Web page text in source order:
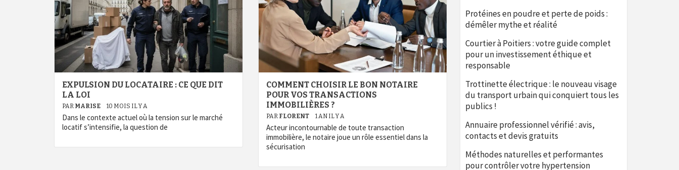
EXPULSION DU LOCATAIRE : CE QUE DIT
LA LOI
PAR MARISE 10 MOIS IL Y A
Dans le contexte actuel où la tension sur le marché
locatif s’intensifie, la question de
COMMENT CHOISIR LE BON NOTAIRE
POUR VOS TRANSACTIONS
IMMOBILIÈRES ?
PAR FLORENT 1 AN IL Y A
Acteur incontournable de toute transaction
immobilière, le notaire joue un rôle essentiel dans la
sécurisation
Protéines en poudre et perte de poids :
démêler mythe et réalité
Courtier à Poitiers : votre guide complet
pour un investissement éthique et
responsable
Trottinette électrique : le nouveau visage
du transport urbain qui conquiert tous les
publics !
Annuaire professionnel vérifié : avis,
contacts et devis gratuits
Méthodes naturelles et performantes
pour contrôler votre hypertension